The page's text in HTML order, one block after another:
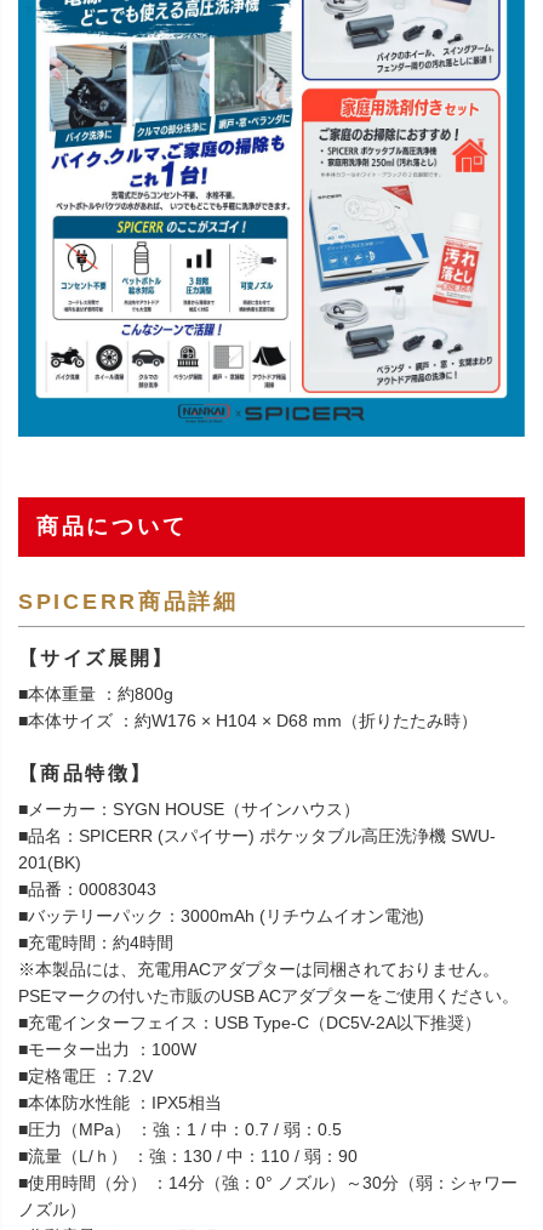
商品について
SPICERR商品詳細
【サイズ展開】
■本体重量 ：約800g
■本体サイズ ：約W176 × H104 × D68 mm（折りたたみ時）
【商品特徴】
■メーカー：SYGN HOUSE（サインハウス）
■品名：SPICERR (スパイサー) ポケッタブル高圧洗浄機 SWU-
201(BK)
■品番：00083043
■バッテリーパック：3000mAh (リチウムイオン電池)
■充電時間：約4時間
※本製品には、充電用ACアダプターは同梱されておりません。
PSEマークの付いた市販のUSB ACアダプターをご使用ください。
■充電インターフェイス：USB Type-C（DC5V-2A以下推奨）
■モーター出力 ：100W
■定格電圧 ：7.2V
■本体防水性能 ：IPX5相当
■圧力（MPa） ：強：1 / 中：0.7 / 弱：0.5
■流量（L/ｈ） ：強：130 / 中：110 / 弱：90
■使用時間（分） ：14分（強：0° ノズル）～30分（弱：シャワー
ノズル）